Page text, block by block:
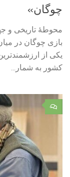
چوگان»
محوطۀ تاریخی و
بازی چوگان در
یکی از
کشور به شمار...
۰